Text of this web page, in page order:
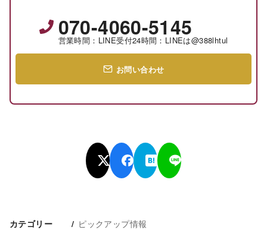
070-4060-5145
営業時間：LINE受付24時間：LINEは@388lhtul
お問い合わせ
カテゴリー ピックアップ情報